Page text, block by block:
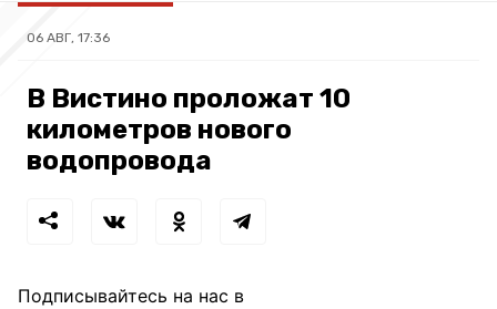
06 АВГ, 17:36
В Вистино проложат 10
километров нового
водопровода
Подписывайтесь на нас в